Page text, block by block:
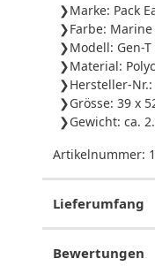
Marke: Pack
Farbe: Marine
Modell: Gen-
Material:
Hersteller-
Grösse: 39 x
Gewicht: ca.
Artikelnummer:
Lieferumfang
Bewertungen